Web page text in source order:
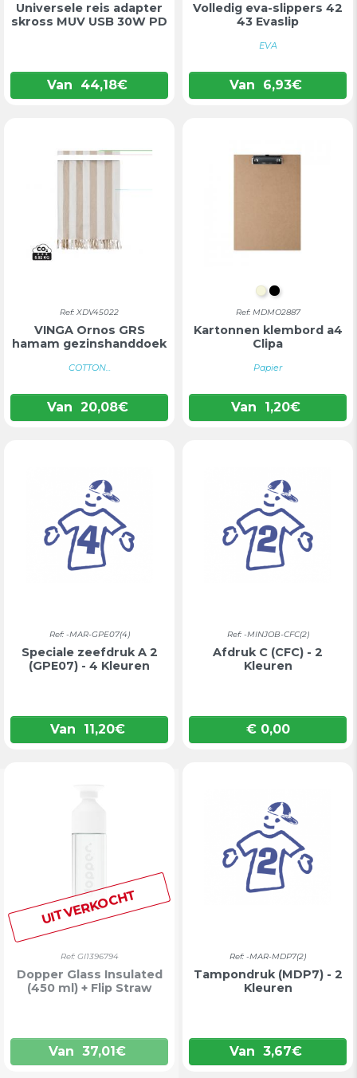
Universele reis adapter
skross MUV USB 30W PD
Van 44,18€
Volledig eva-slippers 42
43 Evaslip
EVA
Van 6,93€
Ref: XDV45022
VINGA Ornos GRS
hamam gezinshanddoek
COTTON...
Van 20,08€
BEIGE
ZWART
Ref: MDMO2887
Kartonnen klembord a4
Clipa
Papier
Van 1,20€
Ref: -MAR-GPE07(4)
Speciale zeefdruk A 2
(GPE07) - 4 Kleuren
Van 11,20€
Ref: -MINJOB-CFC(2)
Afdruk C (CFC) - 2
Kleuren
Prijs
€ 0,00
UITVERKOCHT
Ref: GI1396794
Dopper Glass Insulated
(450 ml) + Flip Straw
Van 37,01€
Ref: -MAR-MDP7(2)
Tampondruk (MDP7) - 2
Kleuren
Van 3,67€